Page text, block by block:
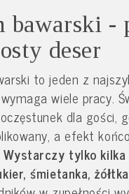
bawarski -
deser
to jeden z
wiele pracy.
dla gości,
a efekt
Wystarczy tylko kilka
śmietanka,